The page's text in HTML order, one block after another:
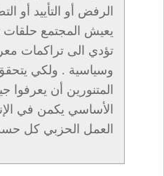
الرفض أو التأييد أو
يعيش المجتمع حلقات
تؤدي الى تراكمات
وسياسية . ولكي
المتنورين أن يعرفوا
الأساسي يكمن في
العمل الحزبي كل